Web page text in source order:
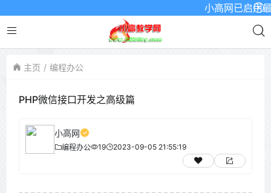
小高网已启用最
主页 编程办公
PHP微信接口开发之高级篇
小高网
编程办公 19 2023-09-05 21:55:19